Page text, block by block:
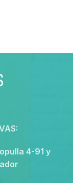
4-91 y